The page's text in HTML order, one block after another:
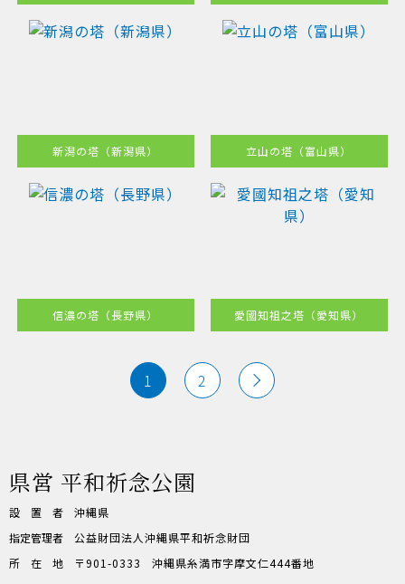
新潟の塔（新潟県） 立山の塔（富山県）
信濃の塔（長野県） 愛國知祖之塔（愛知県）
1 2
県営 平和祈念公園
設置者 沖縄県
指定管理者
公益財団法人沖縄県平和祈念財団
所在地
〒901-0333
沖縄県糸満市字摩文仁444番地